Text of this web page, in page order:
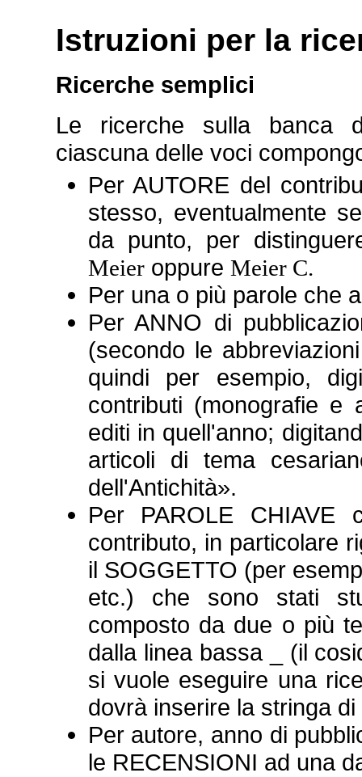
Istruzioni per la
Ricerche semplici
Le ricerche sulla banca
ciascuna delle voci
Per AUTORE del
stesso, eventualmente
da punto, per
Meieroppure Meier C.
Per una o più parole che
Per ANNO di
(secondo le
quindi per esempio,
contributi (monografie e
editi in quell'anno;
articoli di tema
dell'Antichità».
Per PAROLE
contributo, in particolare
il SOGGETTO (per
etc.) che sono stati
composto da due o più
dalla linea bassa _ (il
si vuole eseguire una
dovrà inserire la stringa
Per autore, anno di
le RECENSIONI ad una